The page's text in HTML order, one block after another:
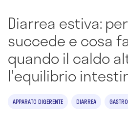
Diarrea estiva:
succede e cosa
quando il caldo
l'equilibrio
APPARATO DIGERENTE DIARREA